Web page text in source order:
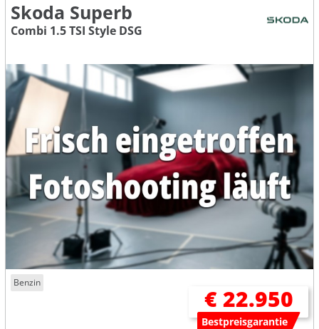
Skoda Superb
Combi 1.5 TSI Style DSG
Benzin
€ 22.950
Bestpreisgarantie